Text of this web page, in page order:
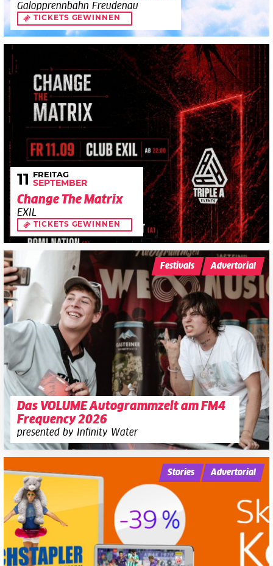
Galopprennbahn Freudenau
TICKETS GEWINNEN
11 FREITAG
SEPTEMBER
Change The Matrix
EXIL
TICKETS GEWINNEN
Das VOLUME Autogrammzelt am FM4
Frequency 2026
presented by Infinity Water
Festivals Advertorial
Stories Advertorial